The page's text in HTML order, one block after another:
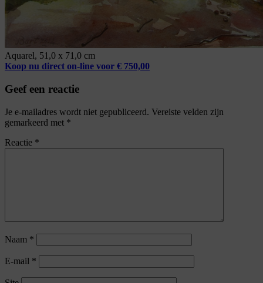
Aquarel, 51,0 x 71,0 cm
Koop nu direct on-line voor € 750,00
Geef een reactie
Je e-mailadres wordt niet gepubliceerd. Vereiste velden zijn
gemarkeerd met *
Reactie *
Naam *
E-mail *